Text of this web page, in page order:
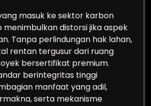
masuk ke sektor karbon
menimbulkan distorsi jika aspek
Tanpa perlindungan hak lahan,
rentan tergusur dari ruang
bersertifikat premium.
berintegritas tinggi
manfaat yang adil,
serta mekanisme